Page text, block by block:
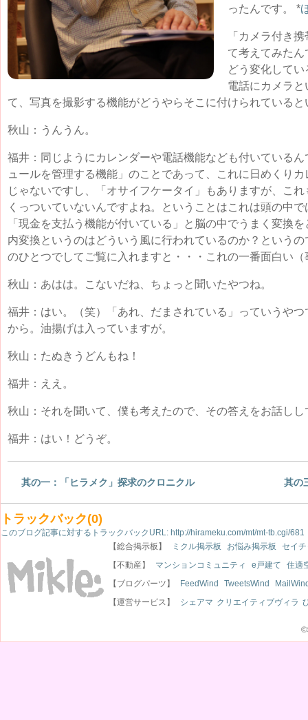
ったんです。 *
「カメラ付き
て考えてみた
どう変化して
電話にカメラ
て、写真を撮影する機能がどうやらそこに付けられている
秋山：うんうん。
福井：同じようにカレンダーや電話機能なども付いている
ュールを管理する機能」のことであって、これに日めくり
じゃないですし、「オサイフケータイ」もありますが、こ
くっついていないんですよね。ということはこれは頭の中
「現金を支払う機能が付いている」と脳の中でうまく変換
内変換というのはどういう風に行われているのか？という
のひとつでしてご覧に入れますと・・・これの一番面白い
秋山：あはは。こないだね、ちょっと聞いたやつね。
福井：はい。（笑）「あれ、だまされている」っていうや
から。油揚げは入っていますが。
秋山：たぬきうどんもね！
福井：ええ。
秋山：それを聞いて、僕も考えたので、その答えをお話し
福井：はい！どうぞ。
其の一：「ヒラメク」探求のクロニクル 其の
トラックバック(0)
このブログ記事に対するトラックバックURL: http://hirameku.com/mt/mt-tb.cgi/681
【総合掲示板】
ミクル掲示板 お悩み掲示板
セイ
【不動産】
マンションコミュニティ e戸建て
住適
【ブログパーツ】
FeedWind TweetsWind
【運営サービス】
シェアマ クリエイティブヴィラ